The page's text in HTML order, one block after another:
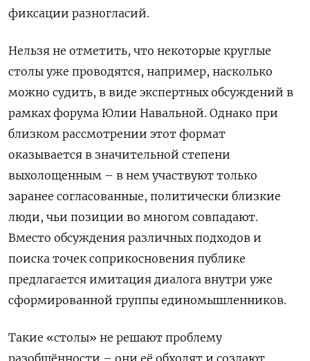
фиксации разногласий.
Нельзя не отметить, что некоторые круглые
столы уже проводятся, например, насколько
можно судить, в виде экспертных обсуждений в
рамках форума Юлии Навальной. Однако при
близком рассмотрении этот формат
оказывается в значительной степени
выхолощенным – в нем участвуют только
заранее согласованные, политически близкие
люди, чьи позиции во многом совпадают.
Вместо обсуждения различных подходов и
поиска точек соприкосновения публике
предлагается имитация диалога внутри уже
сформированной группы единомышленников.
Такие «столы» не решают проблему
разобщённости – они её обходят и создают